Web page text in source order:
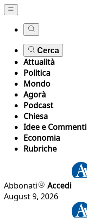
Cerca
Attualità
Politica
Mondo
Agorà
Podcast
Chiesa
Idee e Commenti
Economia
Rubriche
Abbonati
Accedi
August 9, 2026